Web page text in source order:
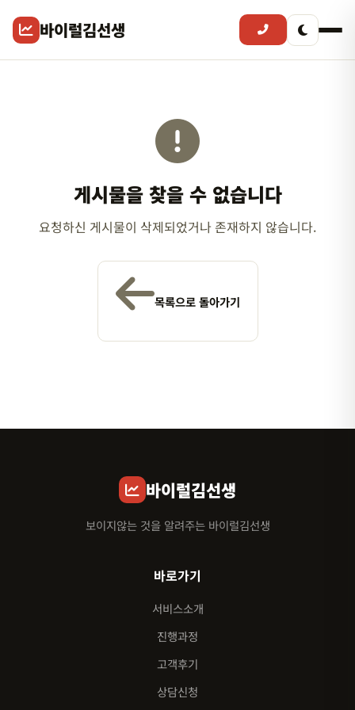
바이럴김선생
게시물을 찾을 수 없습니다
요청하신 게시물이 삭제되었거나 존재하지 않습니다.
목록으로 돌아가기
바이럴김선생
보이지않는 것을 알려주는 바이럴김선생
바로가기
서비스소개
진행과정
고객후기
상담신청